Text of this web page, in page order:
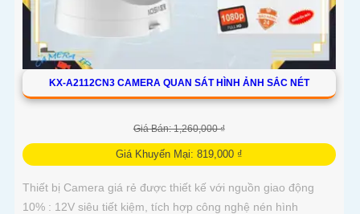
KX-A2112CN3 CAMERA QUAN SÁT HÌNH ẢNH SẮC NÉT
Giá Bán: 1,260,000 ₫
Giá Khuyến Mại: 819,000 ₫
Thiết bị Camera giá rẻ được thiết kế với nguồn giao động
10% : 12V siêu tiết kiệm, tích hợp công nghệ nén hình